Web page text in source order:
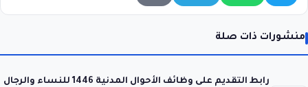
منشورات ذات صلة
رابط التقديم على وظائف الأحوال المدنية 1446 للنساء والرجال